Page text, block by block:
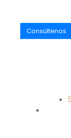
Consúltenos